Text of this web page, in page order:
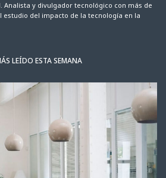
Analista y divulgador tecnológico con más de
estudio del impacto de la tecnología en la
LEÍDO ESTA SEMANA